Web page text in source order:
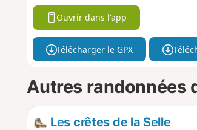
Ouvrir dans l'app
Télécharger le GPX
Autres randonnées
Les crêtes de la Selle